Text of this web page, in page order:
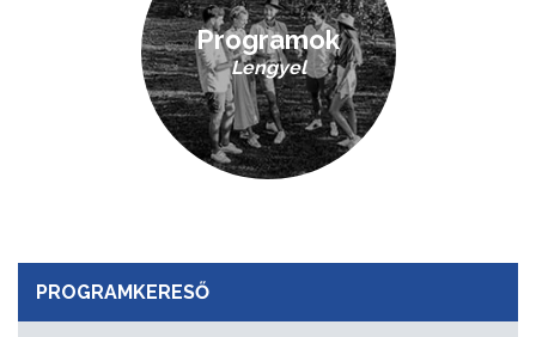
PROGRAMKERESŐ
Programok
Lengyel